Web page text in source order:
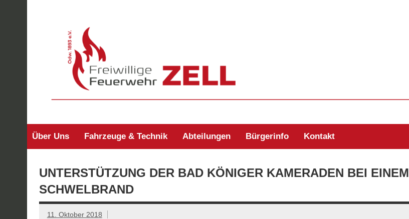
Über Uns Fahrzeuge & Technik Abteilungen Bürgerinfo Kontakt
UNTERSTÜTZUNG DER BAD KÖNIGER KAMERADEN BEI EINEM
SCHWELBRAND
11. Oktober 2018